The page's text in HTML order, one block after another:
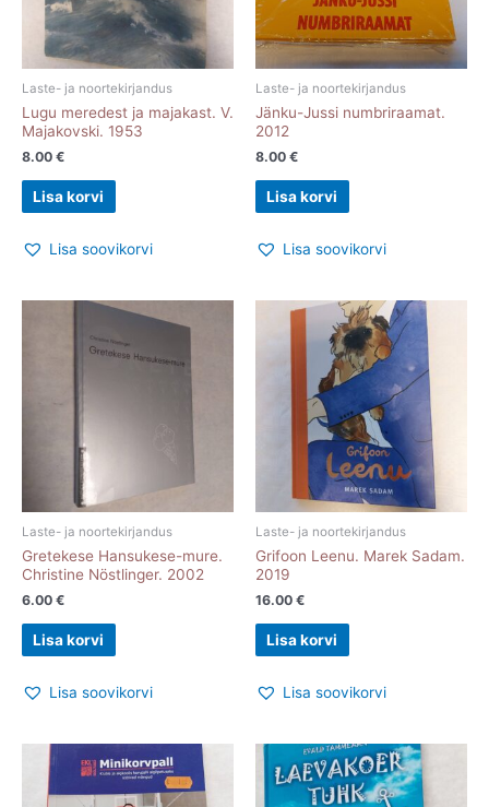
Laste- ja noortekirjandus
Lugu meredest ja majakast. V.
Majakovski. 1953
8.00 €
Lisa korvi
Lisa soovikorvi
Laste- ja noortekirjandus
Jänku-Jussi numbriraamat.
2012
8.00 €
Lisa korvi
Lisa soovikorvi
Laste- ja noortekirjandus
Gretekese Hansukese-mure.
Christine Nöstlinger. 2002
6.00 €
Lisa korvi
Lisa soovikorvi
Laste- ja noortekirjandus
Grifoon Leenu. Marek Sadam.
2019
16.00 €
Lisa korvi
Lisa soovikorvi